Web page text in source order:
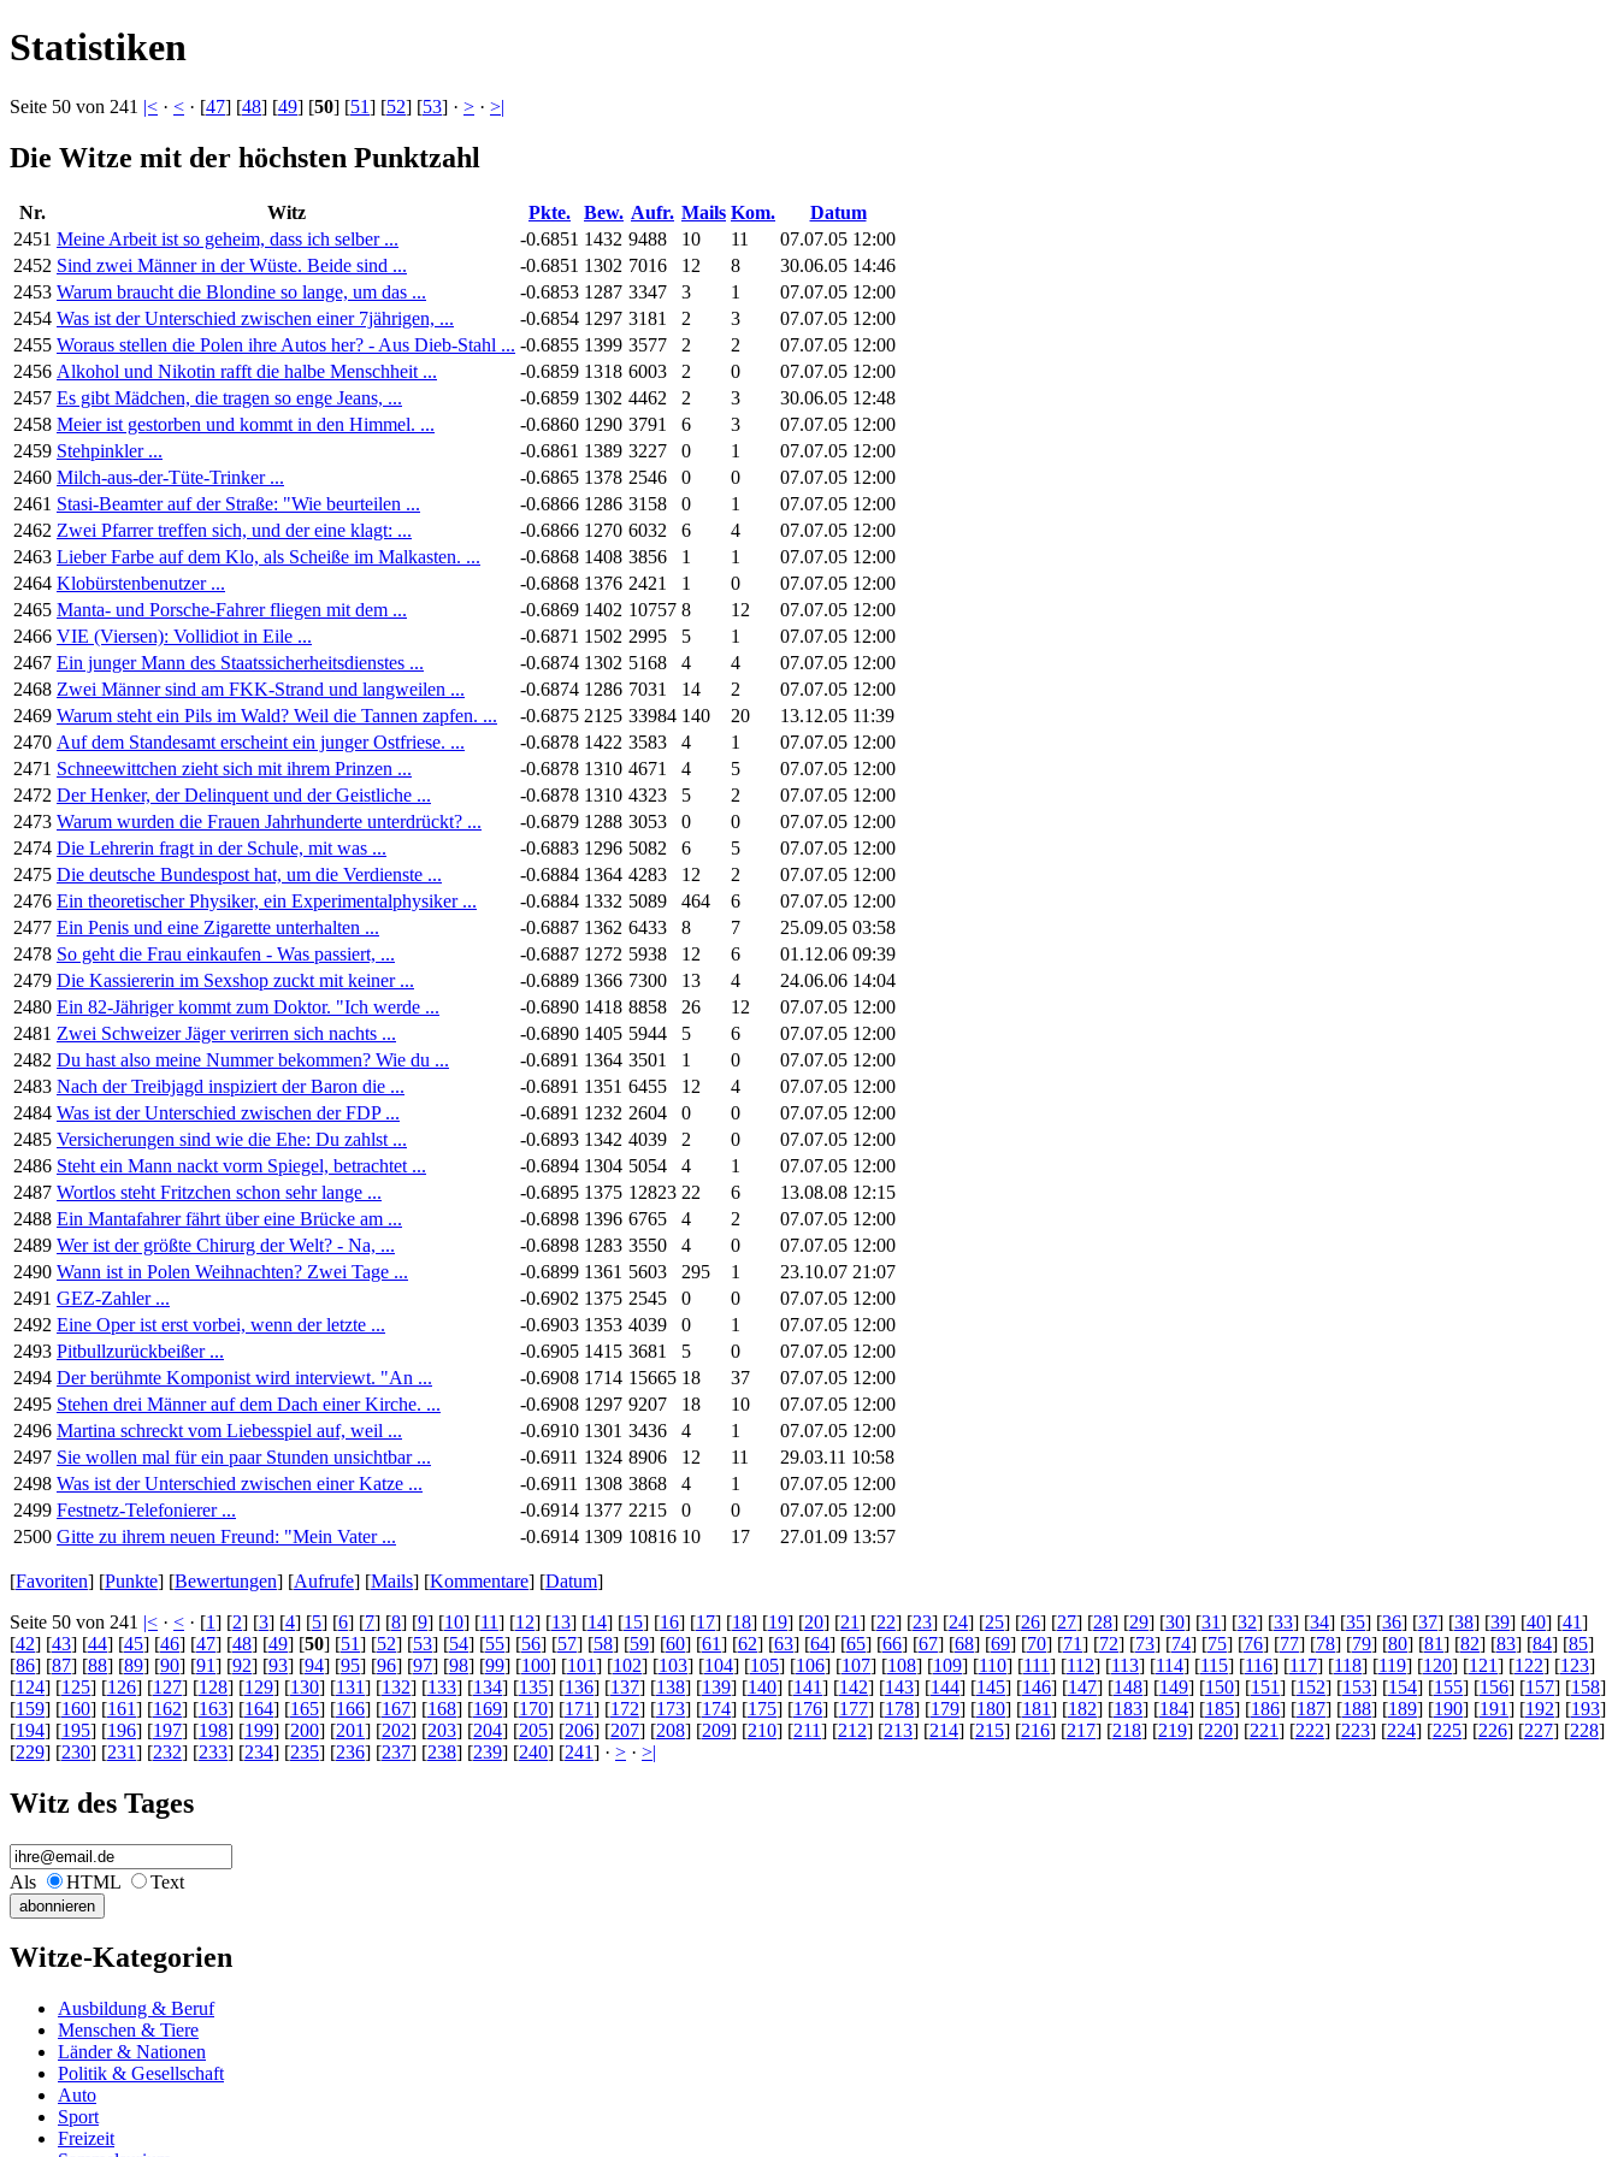
Statistiken
Seite 50 von 241 |< · < · [47] [48] [49] [50] [51] [52] [53] · > · >|
Die Witze mit der höchsten Punktzahl
Nr. Witz Pkte. Bew. Aufr. Mails Kom.
Datum
2451 Meine Arbeit ist so geheim, dass ich selber ... -0.6851 1432 9488 10 11
07.07.05 12:00
2452 Sind zwei Männer in der Wüste. Beide sind ... -0.6851 1302 7016 12 8
30.06.05 14:46
2453 Warum braucht die Blondine so lange, um das ... -0.6853 1287 3347 3 1
07.07.05 12:00
2454 Was ist der Unterschied zwischen einer 7jährigen, ... -0.6854 1297 3181 2 3
07.07.05 12:00
2455 Woraus stellen die Polen ihre Autos her? - Aus Dieb-Stahl ... -0.6855 1399 3577 2 2
07.07.05 12:00
2456 Alkohol und Nikotin rafft die halbe Menschheit ... -0.6859 1318 6003 2 0
07.07.05 12:00
2457 Es gibt Mädchen, die tragen so enge Jeans, ... -0.6859 1302 4462 2 3
30.06.05 12:48
2458 Meier ist gestorben und kommt in den Himmel. ... -0.6860 1290 3791 6 3
07.07.05 12:00
2459 Stehpinkler ... -0.6861 1389 3227 0 1
07.07.05 12:00
2460 Milch-aus-der-Tüte-Trinker ... -0.6865 1378 2546 0 0
07.07.05 12:00
2461 Stasi-Beamter auf der Straße: "Wie beurteilen ... -0.6866 1286 3158 0 1
07.07.05 12:00
2462 Zwei Pfarrer treffen sich, und der eine klagt: ... -0.6866 1270 6032 6 4
07.07.05 12:00
2463 Lieber Farbe auf dem Klo, als Scheiße im Malkasten. ... -0.6868 1408 3856 1 1
07.07.05 12:00
2464 Klobürstenbenutzer ... -0.6868 1376 2421 1 0
07.07.05 12:00
2465 Manta- und Porsche-Fahrer fliegen mit dem ... -0.6869 1402 10757 8 12
07.07.05 12:00
2466 VIE (Viersen): Vollidiot in Eile ... -0.6871 1502 2995 5 1
07.07.05 12:00
2467 Ein junger Mann des Staatssicherheitsdienstes ... -0.6874 1302 5168 4 4
07.07.05 12:00
2468 Zwei Männer sind am FKK-Strand und langweilen ... -0.6874 1286 7031 14 2
07.07.05 12:00
2469 Warum steht ein Pils im Wald? Weil die Tannen zapfen. ... -0.6875 2125 33984 140 20
13.12.05 11:39
2470 Auf dem Standesamt erscheint ein junger Ostfriese. ... -0.6878 1422 3583 4 1
07.07.05 12:00
2471 Schneewittchen zieht sich mit ihrem Prinzen ... -0.6878 1310 4671 4 5
07.07.05 12:00
2472 Der Henker, der Delinquent und der Geistliche ... -0.6878 1310 4323 5 2
07.07.05 12:00
2473 Warum wurden die Frauen Jahrhunderte unterdrückt? ... -0.6879 1288 3053 0 0
07.07.05 12:00
2474 Die Lehrerin fragt in der Schule, mit was ... -0.6883 1296 5082 6 5
07.07.05 12:00
2475 Die deutsche Bundespost hat, um die Verdienste ... -0.6884 1364 4283 12 2
07.07.05 12:00
2476 Ein theoretischer Physiker, ein Experimentalphysiker ... -0.6884 1332 5089 464 6
07.07.05 12:00
2477 Ein Penis und eine Zigarette unterhalten ... -0.6887 1362 6433 8 7
25.09.05 03:58
2478 So geht die Frau einkaufen - Was passiert, ... -0.6887 1272 5938 12 6
01.12.06 09:39
2479 Die Kassiererin im Sexshop zuckt mit keiner ... -0.6889 1366 7300 13 4
24.06.06 14:04
2480 Ein 82-Jähriger kommt zum Doktor. "Ich werde ... -0.6890 1418 8858 26 12
07.07.05 12:00
2481 Zwei Schweizer Jäger verirren sich nachts ... -0.6890 1405 5944 5 6
07.07.05 12:00
2482 Du hast also meine Nummer bekommen? Wie du ... -0.6891 1364 3501 1 0
07.07.05 12:00
2483 Nach der Treibjagd inspiziert der Baron die ... -0.6891 1351 6455 12 4
07.07.05 12:00
2484 Was ist der Unterschied zwischen der FDP ... -0.6891 1232 2604 0 0
07.07.05 12:00
2485 Versicherungen sind wie die Ehe: Du zahlst ... -0.6893 1342 4039 2 0
07.07.05 12:00
2486 Steht ein Mann nackt vorm Spiegel, betrachtet ... -0.6894 1304 5054 4 1
07.07.05 12:00
2487 Wortlos steht Fritzchen schon sehr lange ... -0.6895 1375 12823 22 6
13.08.08 12:15
2488 Ein Mantafahrer fährt über eine Brücke am ... -0.6898 1396 6765 4 2
07.07.05 12:00
2489 Wer ist der größte Chirurg der Welt? - Na, ... -0.6898 1283 3550 4 0
07.07.05 12:00
2490 Wann ist in Polen Weihnachten? Zwei Tage ... -0.6899 1361 5603 295 1
23.10.07 21:07
2491 GEZ-Zahler ... -0.6902 1375 2545 0 0
07.07.05 12:00
2492 Eine Oper ist erst vorbei, wenn der letzte ... -0.6903 1353 4039 0 1
07.07.05 12:00
2493 Pitbullzurückbeißer ... -0.6905 1415 3681 5 0
07.07.05 12:00
2494 Der berühmte Komponist wird interviewt. "An ... -0.6908 1714 15665 18 37
07.07.05 12:00
2495 Stehen drei Männer auf dem Dach einer Kirche. ... -0.6908 1297 9207 18 10
07.07.05 12:00
2496 Martina schreckt vom Liebesspiel auf, weil ... -0.6910 1301 3436 4 1
07.07.05 12:00
2497 Sie wollen mal für ein paar Stunden unsichtbar ... -0.6911 1324 8906 12 11
29.03.11 10:58
2498 Was ist der Unterschied zwischen einer Katze ... -0.6911 1308 3868 4 1
07.07.05 12:00
2499 Festnetz-Telefonierer ... -0.6914 1377 2215 0 0
07.07.05 12:00
2500 Gitte zu ihrem neuen Freund: "Mein Vater ... -0.6914 1309 10816 10 17 27.01.09 13:57
[Favoriten] [Punkte] [Bewertungen] [Aufrufe] [Mails] [Kommentare] [Datum]
Seite 50 von 241 |< · < · [1] [2] [3] [4] [5] [6] [7] [8] [9] [10] [11] [12] [13] [14] [15] [16] [17] [18] [19] [20] [21] [22] [23] [24] [25] [26] [27] [28] [29] [30] [31] [32] [33] [34] [35] [36] [37] [38] [39] [40] [41]
[42] [43] [44] [45] [46] [47] [48] [49] [50] [51] [52] [53] [54] [55] [56] [57] [58] [59] [60] [61] [62] [63] [64] [65] [66] [67] [68] [69] [70] [71] [72] [73] [74] [75] [76] [77] [78] [79] [80] [81] [82] [83] [84] [85]
[86] [87] [88] [89] [90] [91] [92] [93] [94] [95] [96] [97] [98] [99] [100] [101] [102] [103] [104] [105] [106] [107] [108] [109] [110] [111] [112] [113] [114] [115] [116] [117] [118] [119] [120] [121] [122] [123]
[124] [125] [126] [127] [128] [129] [130] [131] [132] [133] [134] [135] [136] [137] [138] [139] [140] [141] [142] [143] [144] [145] [146] [147] [148] [149] [150] [151] [152] [153] [154] [155] [156] [157] [158]
[159] [160] [161] [162] [163] [164] [165] [166] [167] [168] [169] [170] [171] [172] [173] [174] [175] [176] [177] [178] [179] [180] [181] [182] [183] [184] [185] [186] [187] [188] [189] [190] [191] [192] [193]
[194] [195] [196] [197] [198] [199] [200] [201] [202] [203] [204] [205] [206] [207] [208] [209] [210] [211] [212] [213] [214] [215] [216] [217] [218] [219] [220] [221] [222] [223] [224] [225] [226] [227] [228]
[229] [230] [231] [232] [233] [234] [235] [236] [237] [238] [239] [240] [241] · > · >|
Witz des Tages
Als HTML Text
Witze-Kategorien
Ausbildung & Beruf
Menschen & Tiere
Länder & Nationen
Politik & Gesellschaft
Auto
Sport
Freizeit